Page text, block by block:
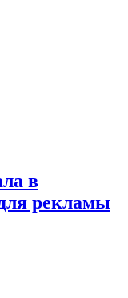
в
рекламы